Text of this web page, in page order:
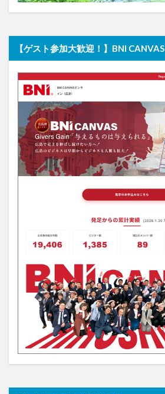
【ゲスト参加大歓迎！】BNI CANVAS